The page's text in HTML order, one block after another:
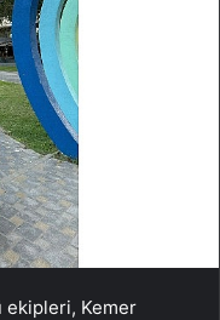
ekipleri, Kemer